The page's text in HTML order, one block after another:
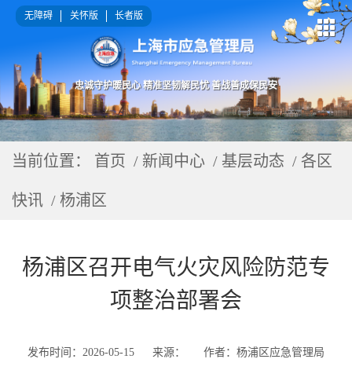
无障碍 关怀版 长者版
忠诚守护暖民心 精准坚韧解民忧 善战善成保民安
当前位置： 首页 / 新闻中心 / 基层动态 / 各区
快讯 / 杨浦区
杨浦区召开电气火灾风险防范专
项整治部署会
发布时间：2026-05-15 来源： 作者：杨浦区应急管理局